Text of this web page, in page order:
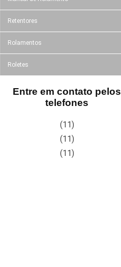
Retentores
Rolamentos
Roletes
Entre em contato pelos
telefones
(11)
(11)
(11)